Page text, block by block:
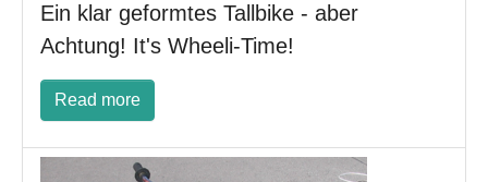
Ein klar geformtes Tallbike - aber
Achtung! It's Wheeli-Time!
Read more